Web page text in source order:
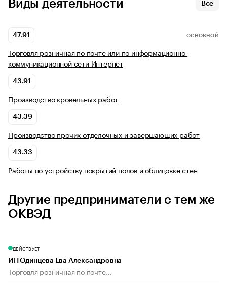
Виды деятельности Все
47.91 ОСНОВНОЙ
Торговля розничная по почте или по информационно-
коммуникационной сети Интернет
43.91
Производство кровельных работ
43.39
Производство прочих отделочных и завершающих работ
43.33
Работы по устройству покрытий полов и облицовке стен
Другие предприниматели с тем же
ОКВЭД
ДЕЙСТВУЕТ
ИП Одинцева Ева Александровна
Торговля розничная по почте...